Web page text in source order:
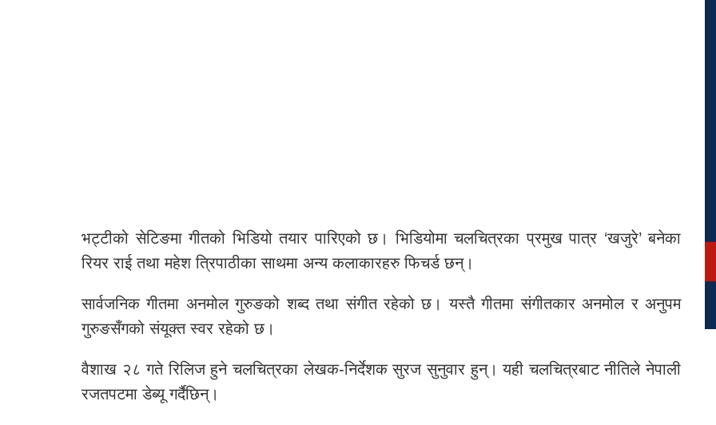
भट्टीको सेटिङमा गीतको भिडियो तयार पारिएको छ। भिडियोमा चलचित्रका प्रमुख पात्र ‘खजुरे’ बनेका
रियर राई तथा महेश त्रिपाठीका साथमा अन्य कलाकारहरु फिचर्ड छन्।
सार्वजनिक गीतमा अनमोल गुरुङको शब्द तथा संगीत रहेको छ। यस्तै गीतमा संगीतकार अनमोल र अनुपम
गुरुङसँगको संयूक्त स्वर रहेको छ।
वैशाख २८ गते रिलिज हुने चलचित्रका लेखक-निर्देशक सुरज सुनुवार हुन्। यही चलचित्रबाट नीतिले नेपाली
रजतपटमा डेब्यू गर्दैछिन्।